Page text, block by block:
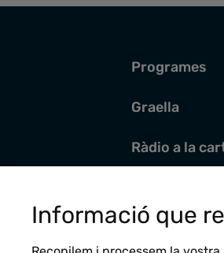
Programes
Graella
Ràdio a la
Actualitat
Informació que